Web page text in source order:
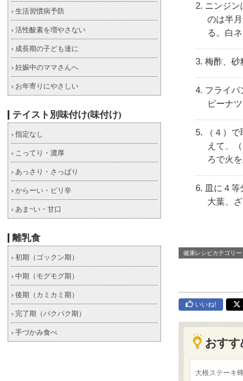
ニンジン
のは半
る。白
梅酢、砂
フライパ
ピーナ
（４）
えて、
ろで火を
皿に４
大葉、
健康レシピカテゴリー
いいね!
おす
大根ステーキ
生活習慣病予防
活性酸素を増やさない
成長期の子ども達に
妊娠中のママさんへ
お年寄りにやさしい
テイスト別味付け(味付け)
指定なし
こってり・濃厚
あっさり・さっぱり
からーい・ピリ辛
あま~い・甘口
離乳食
初期（ゴックン期）
中期（モグモグ期）
後期（カミカミ期）
完了期（パクパク期）
手づかみ食べ